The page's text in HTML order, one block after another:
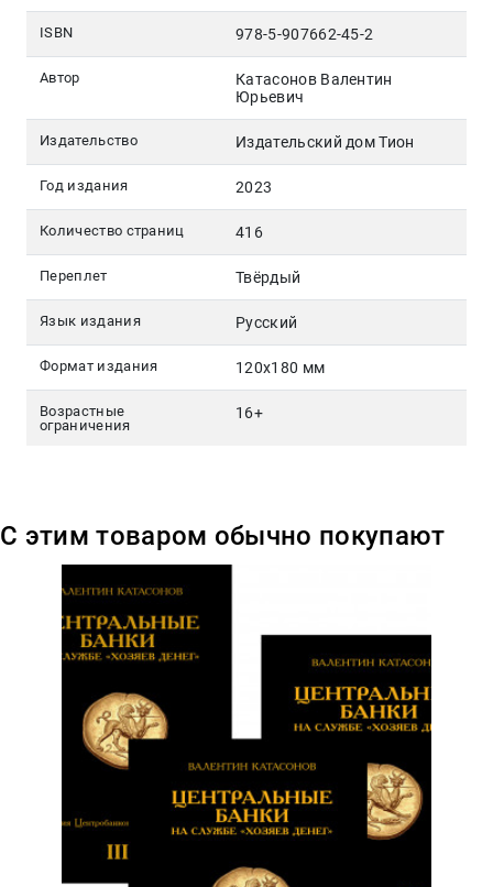
ISBN 978-5-907662-45-2
Автор
Катасонов Валентин
Юрьевич
Издательство Издательский дом Тион
Год издания 2023
Количество страниц 416
Переплет Твёрдый
Язык издания Русский
Формат издания 120х180 мм
Возрастные
ограничения
16+
С этим товаром обычно покупают